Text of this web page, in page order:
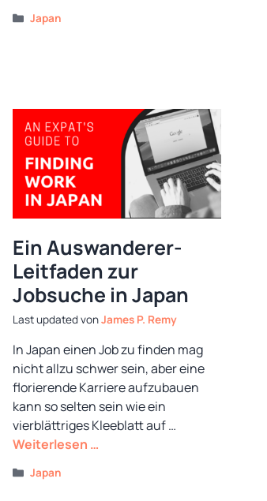
Kategorien
Japan
Ein Auswanderer-
Leitfaden zur
Jobsuche in Japan
vonJames P. Remy
In Japan einen Job zu finden mag
nicht allzu schwer sein, aber eine
florierende Karriere aufzubauen
kann so selten sein wie ein
vierblättriges Kleeblatt auf …
Weiterlesen …
Kategorien
Japan